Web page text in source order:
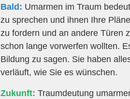
Bald: Umarmen im Traum
zu sprechen und ihnen Ihre
zu fordern und an andere Türen
schon lange vorwerfen wollten.
Bildung zu sagen. Sie haben
verläuft, wie Sie es wünschen.
Zukunft: Traumdeutung